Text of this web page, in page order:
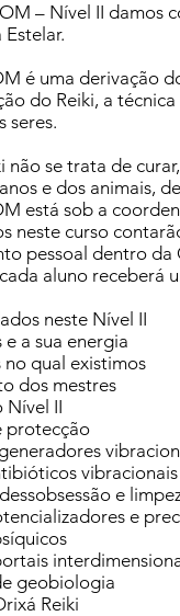
– Nível II damos
é uma derivação
do Reiki, a
seres.
não se trata de
e dos animais,
está sob a
neste curso
pessoal dentro da
aluno receberá
neste Nível II
a sua energia
no qual existimos
dos mestres
Nível II
protecção
vibracionais
e
e
geobiologia
Reiki